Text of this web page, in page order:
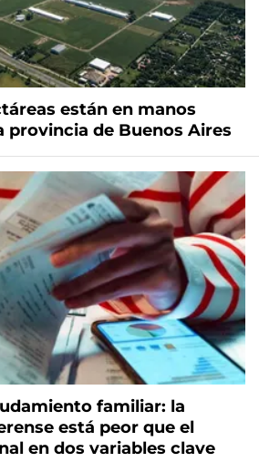
están en manos
provincia de Buenos Aires
familiar: la
está peor que el
en dos variables clave